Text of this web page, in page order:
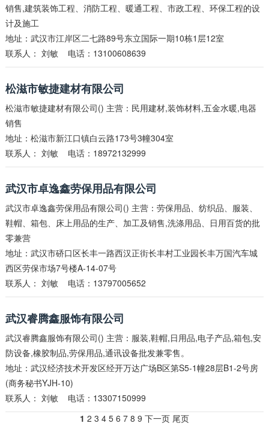
销售,建筑装饰工程、消防工程、暖通工程、市政工程、环保工程的设
计及施工
地址：武汉市江岸区二七路89号东立国际一期10栋1层12室
联系人： 刘敏 电话：13100608639
松滋市敏捷建材有限公司
松滋市敏捷建材有限公司() 主营：民用建材,装饰材料,五金水暖,电器
销售
地址：松滋市新江口镇白云路173号3幢304室
联系人： 刘敏 电话：18972132999
武汉市卓逸鑫劳保用品有限公司
武汉市卓逸鑫劳保用品有限公司() 主营：劳保用品、纺织品、服装、
鞋帽、箱包、床上用品的生产、加工及销售,洗涤用品、日用百货的批
零兼营
地址：武汉市硚口区长丰一路西汉正街长丰村工业园长丰万国汽车城
西区劳保市场7号楼A-14-07号
联系人： 刘敏 电话：13797005652
武汉睿腾鑫服饰有限公司
武汉睿腾鑫服饰有限公司() 主营：服装,鞋帽,日用品,电子产品,箱包,安
防设备,橡胶制品,劳保用品,通讯设备批发兼零售。
地址：武汉经济技术开发区经开万达广场B区第S5-1幢28层B1-2号房
(商务秘书YJH-10)
联系人： 刘敏 电话：13307150999
1 2 3 4 5 6 7 8 9 下一页 尾页